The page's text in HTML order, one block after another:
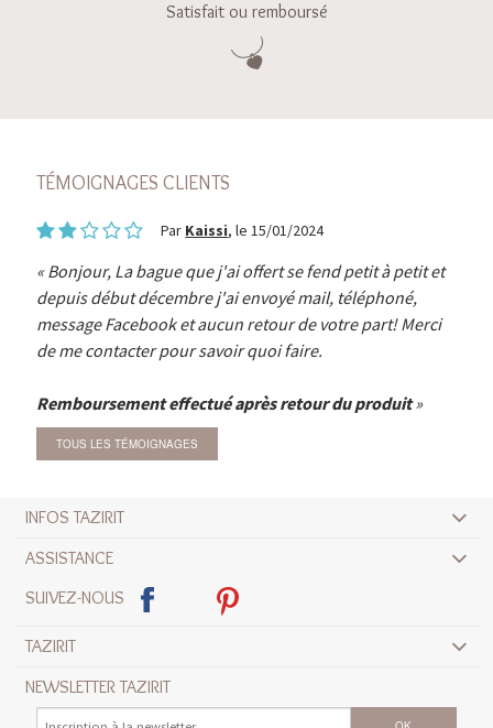
Satisfait ou remboursé
TÉMOIGNAGES CLIENTS
Par Kaissi, le 15/01/2024
Bonjour, La bague que j'ai offert se fend petit à petit et
depuis début décembre j'ai envoyé mail, téléphoné,
message Facebook et aucun retour de votre part! Merci
de me contacter pour savoir quoi faire.
Remboursement effectué après retour du produit
TOUS LES TÉMOIGNAGES
INFOS TAZIRIT
ASSISTANCE
SUIVEZ-NOUS
TAZIRIT
NEWSLETTER TAZIRIT